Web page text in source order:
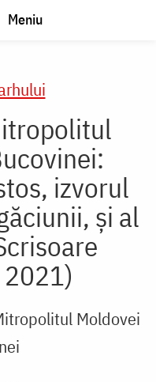
Meniu
izvorul
și al
Moldovei